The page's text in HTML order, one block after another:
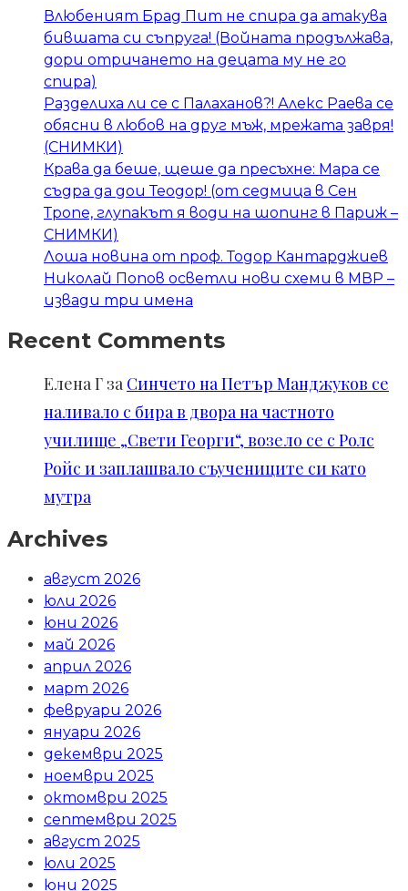
Влюбеният Брад Пит не спира да атакува
бившата си съпруга! (Войната продължава,
дори отричането на децата му не го
спира)
Разделиха ли се с Палаханов?! Алекс Раева се
обясни в любов на друг мъж, мрежата завря!
(СНИМКИ)
Крава да беше, щеше да пресъхне: Мара се
съдра да дои Теодор! (от седмица в Сен
Тропе, глупакът я води на шопинг в Париж –
СНИМКИ)
Лоша новина от проф. Тодор Кантарджиев
Николай Попов осветли нови схеми в МВР –
извади три имена
Recent Comments
Елена Г за Синчето на Петър Манджуков се
наливало с бира в двора на частното
училище „Свети Георги“, возело се с Ролс
Ройс и заплашвало съучениците си като
мутра
Archives
август 2026
юли 2026
юни 2026
май 2026
април 2026
март 2026
февруари 2026
януари 2026
декември 2025
ноември 2025
октомври 2025
септември 2025
август 2025
юли 2025
юни 2025